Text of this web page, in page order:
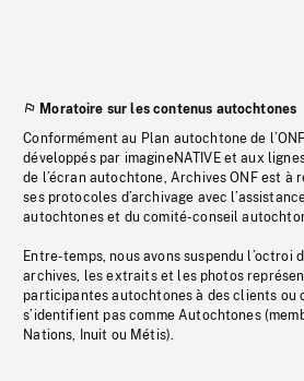
Moratoire sur les contenus autochtones
Conformément au Plan autochtone de
développés par imagineNATIVE et aux
de l’écran autochtone, Archives ONF est à
ses protocoles d’archivage avec
autochtones et du comité-conseil
Entre-temps, nous avons suspendu l’octroi
archives, les extraits et les photos
participantes autochtones à des clients ou
s’identifient pas comme Autochtones
Nations, Inuit ou Métis).